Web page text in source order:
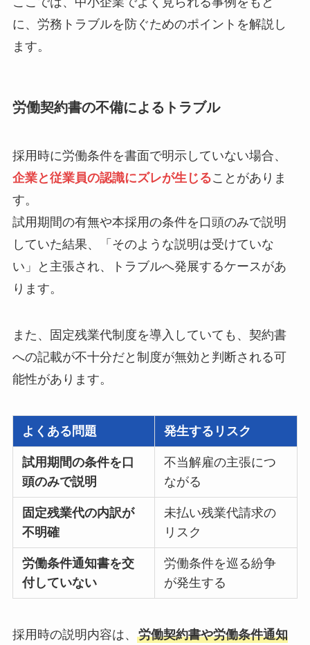
に、労務トラブルを防ぐためのポイントを解説し
ます。
労働契約書の不備によるトラブル
採用時に労働条件を書面で明示していない場合、
企業と従業員の認識にズレが生じることがありま
す。
試用期間の有無や本採用の条件を口頭のみで説明
していた結果、「そのような説明は受けていな
い」と主張され、トラブルへ発展するケースがあ
ります。
また、固定残業代制度を導入していても、契約書
への記載が不十分だと制度が無効と判断される可
能性があります。
よくある問題 発生するリスク
試用期間の条件を口
頭のみで説明
不当解雇の主張につ
ながる
固定残業代の内訳が
不明確
未払い残業代請求の
リスク
労働条件通知書を交
付していない
労働条件を巡る紛争
が発生する
採用時の説明内容は、 労働契約書や労働条件通知